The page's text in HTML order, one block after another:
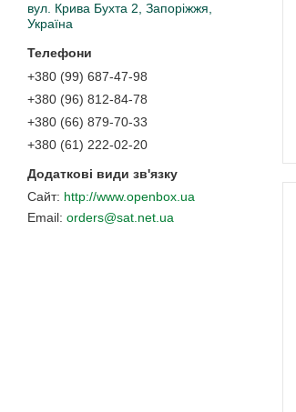
вул. Крива Бухта 2, Запоріжжя,
Україна
+380 (99) 687-47-98
+380 (96) 812-84-78
+380 (66) 879-70-33
+380 (61) 222-02-20
http://www.openbox.ua
orders@sat.net.ua